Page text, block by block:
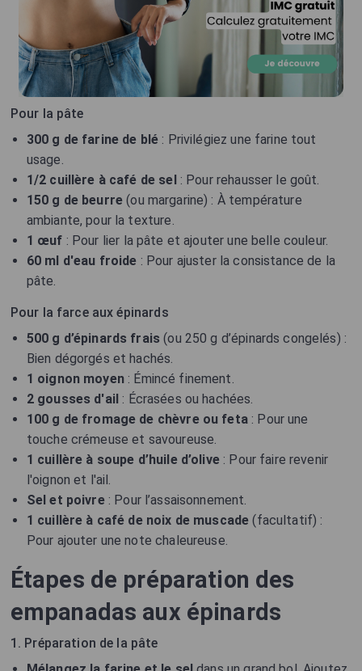
Pour la pâte
300 g de farine de blé : Privilégiez une farine tout
usage.
1/2 cuillère à café de sel : Pour rehausser le goût.
150 g de beurre (ou margarine) : À température
ambiante, pour la texture.
1 œuf : Pour lier la pâte et ajouter une belle couleur.
60 ml d'eau froide : Pour ajuster la consistance de la
pâte.
Pour la farce aux épinards
500 g d’épinards frais (ou 250 g d’épinards congelés) :
Bien dégorgés et hachés.
1 oignon moyen: Émincé finement.
2 gousses d'ail : Écrasées ou hachées.
100 g de fromage de chèvre ou feta: Pour une
touche crémeuse et savoureuse.
1 cuillère à soupe d’huile d’olive: Pour faire revenir
l'oignon et l'ail.
Sel et poivre: Pour l’assaisonnement.
1 cuillère à café de noix de muscade (facultatif) :
Pour ajouter une note chaleureuse.
Étapes de préparation des
empanadas aux épinards
1. Préparation de la pâte